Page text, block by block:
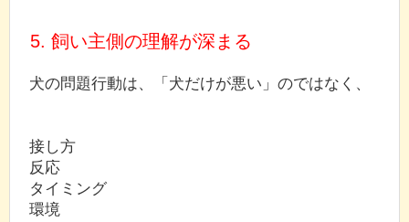
5. 飼い主側の理解が深まる
犬の問題行動は、「犬だけが悪い」のではなく、
接し方
反応
タイミング
環境